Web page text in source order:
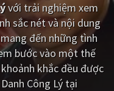
sử
với trải nghiệm xem
sắc nét và nội dung
đến những tình
bước vào một thế
khắc đều được
Công Lý tại